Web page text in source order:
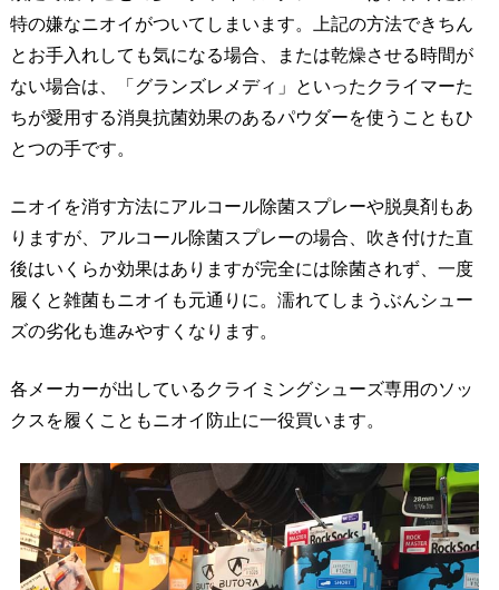
特の嫌なニオイがついてしまいます。上記の方法できちん
とお手入れしても気になる場合、または乾燥させる時間が
ない場合は、「グランズレメディ」といったクライマーた
ちが愛用する消臭抗菌効果のあるパウダーを使うこともひ
とつの手です。
ニオイを消す方法にアルコール除菌スプレーや脱臭剤もあ
りますが、アルコール除菌スプレーの場合、吹き付けた直
後はいくらか効果はありますが完全には除菌されず、一度
履くと雑菌もニオイも元通りに。濡れてしまうぶんシュー
ズの劣化も進みやすくなります。
各メーカーが出しているクライミングシューズ専用のソッ
クスを履くこともニオイ防止に一役買います。